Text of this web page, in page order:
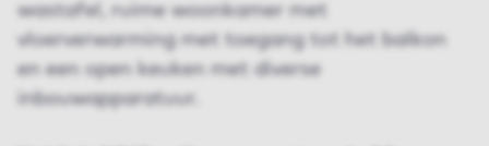
wastafel, ruime woonkamer met
vloerverwarming met toegang tot het balkon
en een open keuken met diverse
inbouwapparatuur.